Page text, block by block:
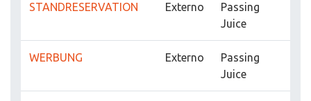
STANDRESERVATION Externo
Passing
Juice
WERBUNG Externo
Passing
Juice